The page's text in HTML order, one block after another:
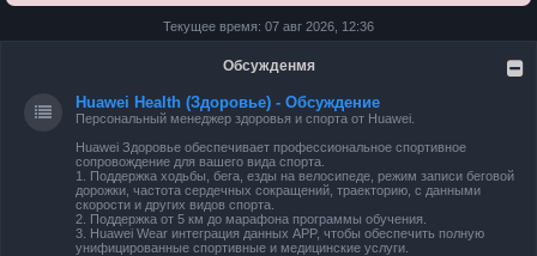
Текущее время: 07 авг 2026, 12:36
Обсужденмя
Huawei Health (Здоровье) - Обсуждение
Персональный менеджер здоровья и спорта от Huawei.
Huawei Здоровье обеспечивает профессиональное спортивное
сопровождение для вашего вида спорта.
1. Поддержка ходьбы, бега, езды на велосипеде, режим записи беговой
дорожки, частота сердечных сокращений, траекторию, с данными
скорости и других видов спорта.
2. Поддержка от 5 км до марафона программы обучения.
3. Huawei Wear интеграция данных APP, чтобы обеспечить полную
унифицированные спортивные и медицинские услуги.